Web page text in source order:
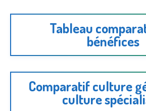
Tableau
bénéfices
Comparatif culture
culture